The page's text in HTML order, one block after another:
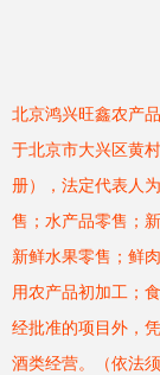
北京鸿兴旺鑫农产
于北京市大兴区黄
册），法定代表人
售；水产品零售；
新鲜水果零售；鲜
用农产品初加工；
经批准的项目外，
酒类经营。（依法